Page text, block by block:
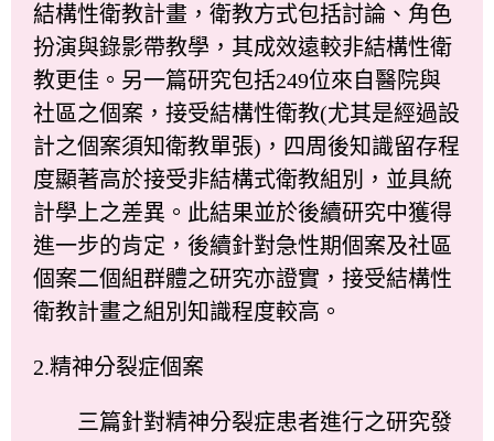
結構性衛教計畫，衛教方式包括討論、角色
扮演與錄影帶教學，其成效遠較非結構性衛
教更佳。另一篇研究包括249位來自醫院與
社區之個案，接受結構性衛教(尤其是經過設
計之個案須知衛教單張)，四周後知識留存程
度顯著高於接受非結構式衛教組別，並具統
計學上之差異。此結果並於後續研究中獲得
進一步的肯定，後續針對急性期個案及社區
個案二個組群體之研究亦證實，接受結構性
衛教計畫之組別知識程度較高。
2.精神分裂症個案
三篇針對精神分裂症患者進行之研究發